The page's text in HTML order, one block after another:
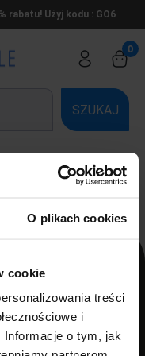
O plikach cookies
cookie
treści
i
o tym, jak
rabatu! Użyj kodu : GO6
SZUKAJ
Wojciech